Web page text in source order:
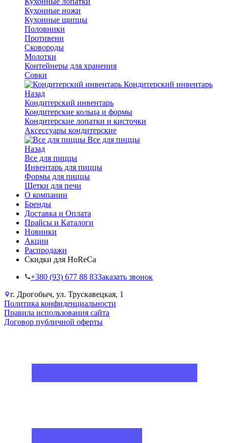
Кухонные ножи
Кухонные щипцы
Половники
Противени
Сковороды
Молотки
Контейнеры для хранения
Совки
Кондитерский инвентарь
Назад
Кондитерский инвентарь
Кондитерские кольца и формы
Кондитерские лопатки и кисточки
Аксессуары кондитерские
Все для пиццы
Назад
Все для пиццы
Инвентарь для пиццы
Формы для пиццы
Щетки для печи
О компании
Бренды
Доставка и Оплата
Прайсы и Каталоги
Новинки
Акции
Распродажи
Скидки для HoReCa
+38‎0 (93) 677 88 83Заказать звонок
г. Дрогобыч, ул. Трускавецкая, 1
Политика конфиденциальности
Правила использования сайта
Договор публичной оферты